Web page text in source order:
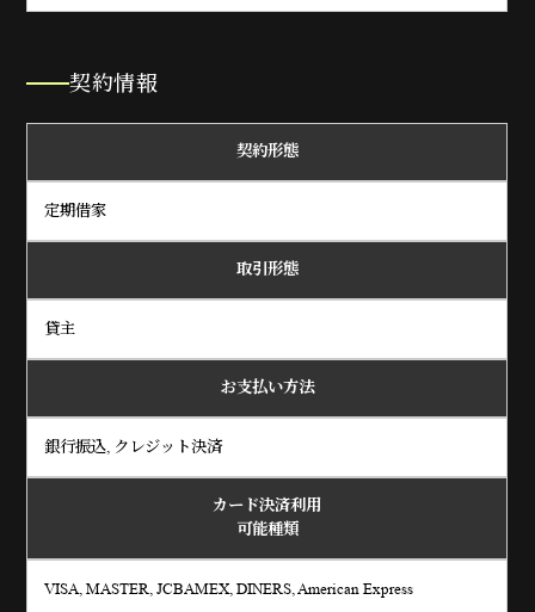
契約情報
契約形態
定期借家
取引形態
貸主
お支払い方法
銀行振込, クレジット決済
カード決済利用
可能種類
VISA, MASTER, JCBAMEX, DINERS, American Express